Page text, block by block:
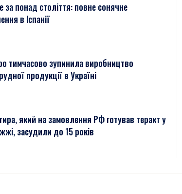
за понад століття: повне сонячне
в Іспанії
тимчасово зупинила виробництво
продукції в Україні
який на замовлення РФ готував теракт у
засудили до 15 років